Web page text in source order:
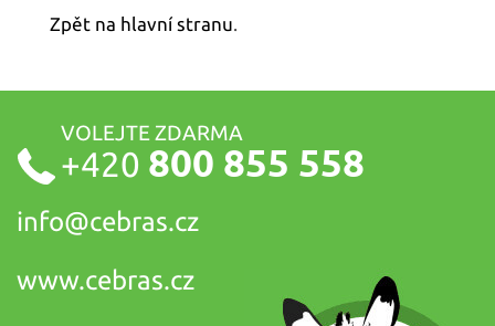
Zpět na hlavní stranu.
VOLEJTE ZDARMA
+420 800 855 558
info@cebras.cz
www.cebras.cz